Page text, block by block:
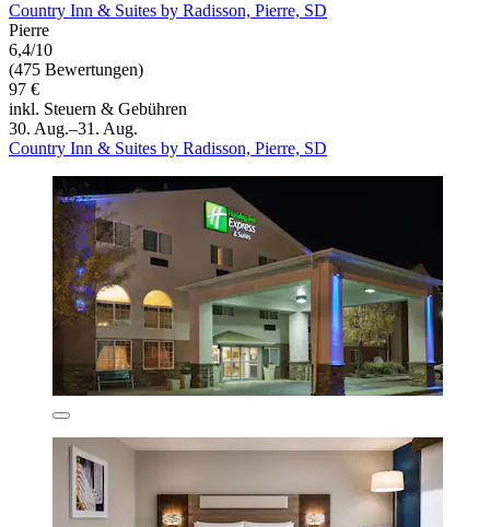
Country Inn & Suites by Radisson, Pierre, SD
Pierre
6,4/10
(475 Bewertungen)
97 €
inkl. Steuern & Gebühren
30. Aug.–31. Aug.
Country Inn & Suites by Radisson, Pierre, SD